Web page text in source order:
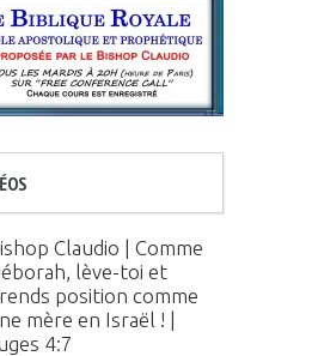
Claudio | Comme
lève-toi et
position comme
mère en Israël ! |
4:7